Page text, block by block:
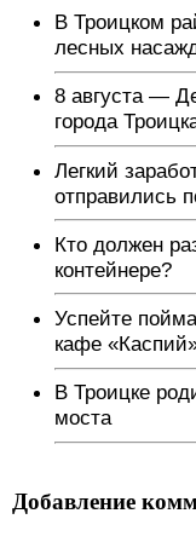
В Троицком
лесных
8 августа —
города
Легкий
отправились
Кто должен
контейнере?
Успейте
кафе
В Троицке
моста
Добавление